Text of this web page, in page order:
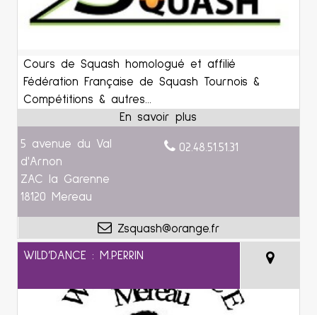
Cours de Squash homologué et affilié
Fédération Française de Squash Tournois &
Compétitions & autres...
5 avenue du Val
d'Arnon
ZAC la Garenne
18120 Mereau
02.48.51.51.31
Zsquash@orange.fr
WILD’DANCE : M.PERRIN